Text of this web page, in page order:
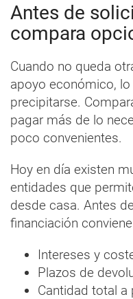
Antes de
compara
Cuando no queda
apoyo económico,
precipitarse.
pagar más de lo
poco convenientes.
Hoy en día existen
entidades que
desde casa. Antes
financiación
Intereses y
Plazos de
Cantidad total a